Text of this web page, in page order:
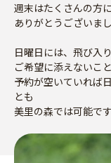
週末はたくさんの方
ありがとうございま
日曜日には、飛び入
ご希望に添えないこ
予約が空いていれば
とも
美里の森では可能です